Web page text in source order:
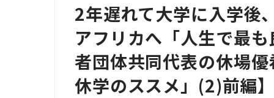
2年遅れて大学に入学後
アフリカへ「人生で最
者団体共同代表の休場
休学のススメ」(2)前編